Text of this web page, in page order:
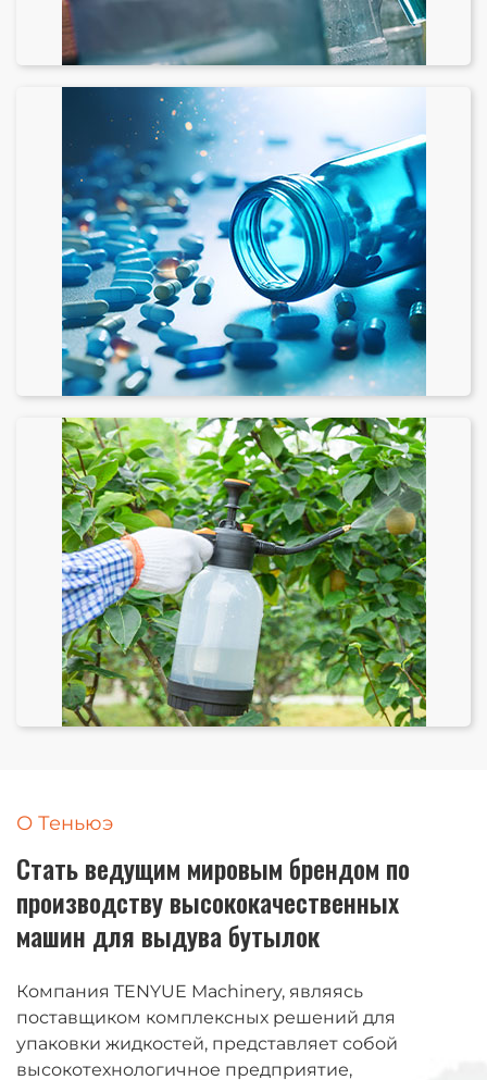
Стать ведущим мировым брендом по
производству высококачественных
машин для выдува бутылок
О Теньюэ
Компания TENYUE Machinery, являясь
поставщиком комплексных решений для
упаковки жидкостей, представляет собой
высокотехнологичное предприятие,